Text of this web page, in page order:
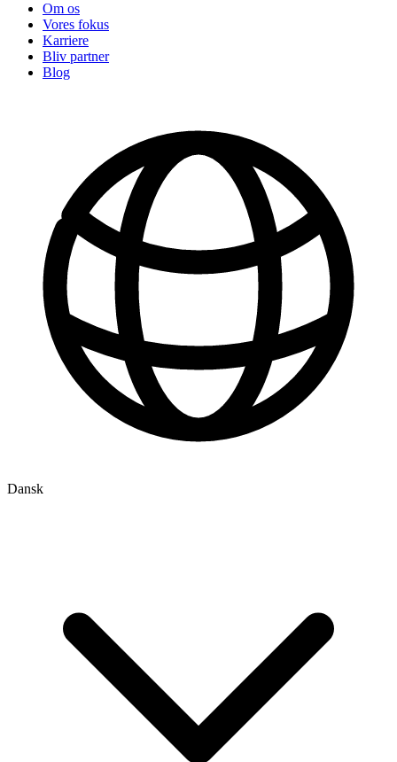
Om os
Vores fokus
Karriere
Bliv partner
Blog
Dansk